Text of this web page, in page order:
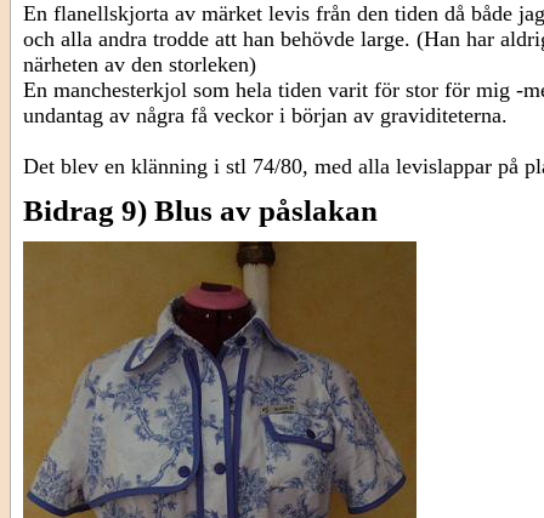
En flanellskjorta av märket levis från den tiden då både
och alla andra trodde att han behövde large. (Han har
närheten av den storleken)
En manchesterkjol som hela tiden varit för stor för mig -
undantag av några få veckor i början av graviditeterna.
Det blev en klänning i stl 74/80, med alla levislappar på
Bidrag 9) Blus av påslakan